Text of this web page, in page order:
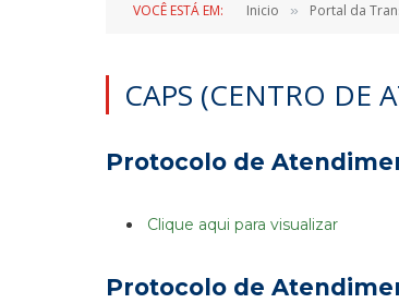
VOCÊ ESTÁ EM: Inicio » Portal da
CAPS (CENTRO DE
Protocolo de
Clique aqui para visualizar
Protocolo de